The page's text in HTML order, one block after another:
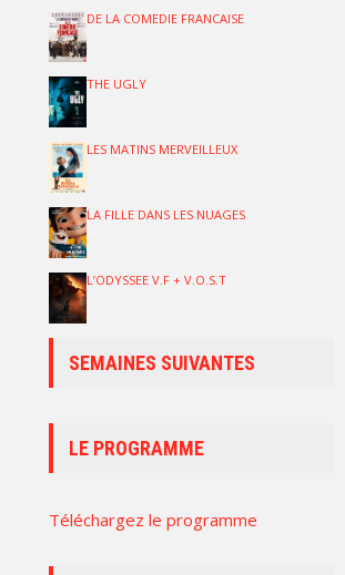
DE LA COMEDIE FRANCAISE
THE UGLY
LES MATINS MERVEILLEUX
LA FILLE DANS LES NUAGES
L’ODYSSEE V.F + V.O.S.T
SEMAINES SUIVANTES
LE PROGRAMME
Téléchargez le programme